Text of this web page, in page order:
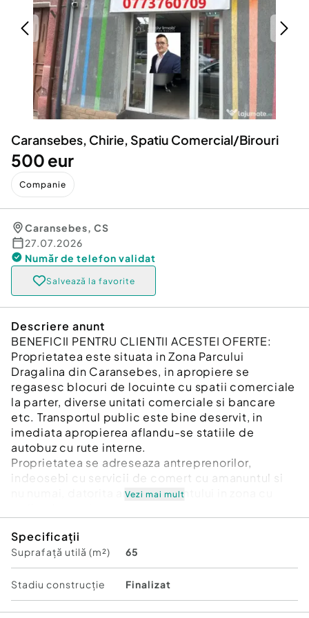
Servicii
Animale de companie
Afaceri și echipamente profesionale
Inchiriere Bunuri si Vehicule
Utilaje agricole si industriale
Piese auto si accesorii
Dacia Duster
Caransebes, Chirie, Spatiu Comercial/Birouri
500 eur
Companie
Caransebes, CS
27.07.2026
Număr de telefon validat
Salvează la favorite
Descriere anunt
BENEFICII PENTRU CLIENTII ACESTEI OFERTE:
Proprietatea este situata in Zona Parcului
Dragalina din Caransebes, in apropiere se
regasesc blocuri de locuinte cu spatii comerciale
la parter, diverse unitati comerciale si bancare
etc. Transportul public este bine deservit, in
imediata apropierea aflandu-se statiile de
autobuz cu rute interne.
Proprietatea se adreseaza antreprenorilor,
indeosebi cu servicii de comert cu amanuntul si
nu numai, datorita amplasamentului in zona cu
infiltratii sau miros neplacut, are functional sistem
de camere video, este racordata la reteaua de
apa, canalizare, curent 220w.Incalzirea si apa
calda asigurata de centrala termica pe gaz.
Spatiul se inchiriaza la pretul de 500 euro pe luna,
insotit de toata documentatia, Extras de Carte
Vezi mai mult
Specificații
Suprafață utilă (m²) 65
Stadiu construcţie Finalizat